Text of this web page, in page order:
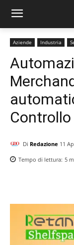
Aziende Industria
Di Redazione 11
Tempo di lettura: 5